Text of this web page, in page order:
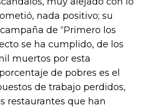
nada positivo; su
de “Primero los
se ha cumplido, de los
muertos por esta
de pobres es el
de trabajo perdidos,
restaurantes que han